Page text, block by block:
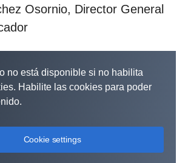
Osornio, Director General
no está disponible si no habilita
Habilite las cookies para poder
Cookie settings